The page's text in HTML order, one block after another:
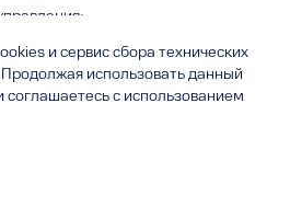
монитора управления;
наблюдения;
и защиты мультимедийного
и сервис сбора технических
использовать данный
соглашаетесь с использованием